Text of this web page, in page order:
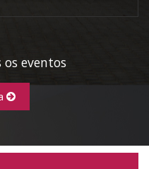
os eventos